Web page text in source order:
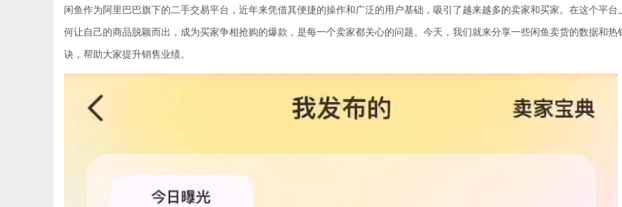
闲鱼作为阿里巴巴旗下的二手交易平台，近年来凭借其便捷的操作和广泛的用户基础，吸引了越来越多的卖家和买家。在这个平台
何让自己的商品脱颖而出，成为买家争相抢购的爆款，是每一个卖家都关心的问题。今天，我们就来分享一些闲鱼卖货的数据和热
诀，帮助大家提升销售业绩。